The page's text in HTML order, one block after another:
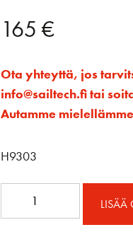
165 €
Ota yhteyttä, jos
info@sailtech.fi tai
Autamme
H9303
LISÄÄ